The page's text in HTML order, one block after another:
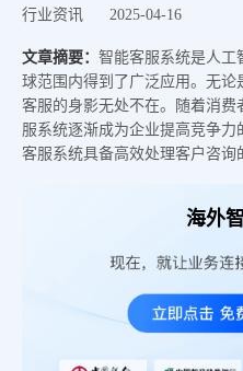
行业资讯 2025-04-16
文章摘要： 智能客服系统是人工
球范围内得到了广泛应用。无
客服的身影无处不在。随着消
服系统逐渐成为企业提高竞争
客服系统具备高效处理客户咨
海外